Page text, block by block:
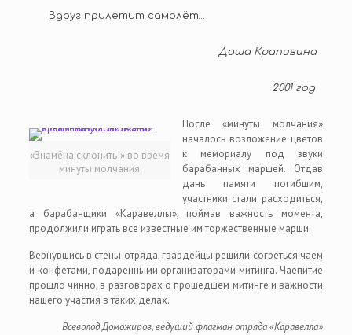
Вдруг прилетит самолёт…
Даша Крапивина
2001 год
«Знамёна склонить!» во время
минуты молчания
После «минуты молчания»
началось возложение цветов
к мемориалу под звуки
барабанных маршей. Отдав
дань памяти погибшим,
участники стали расходиться,
а барабанщики «Каравеллы», поймав важность момента,
продолжили играть все известные им торжественные марши.
Вернувшись в стены отряда, гвардейцы решили согреться чаем
и конфетами, подаренными организаторами митинга. Чаепитие
прошло чинно, в разговорах о прошедшем митинге и важности
нашего участия в таких делах.
Всеволод Доможиров, ведущий флагман отряда «Каравелла»